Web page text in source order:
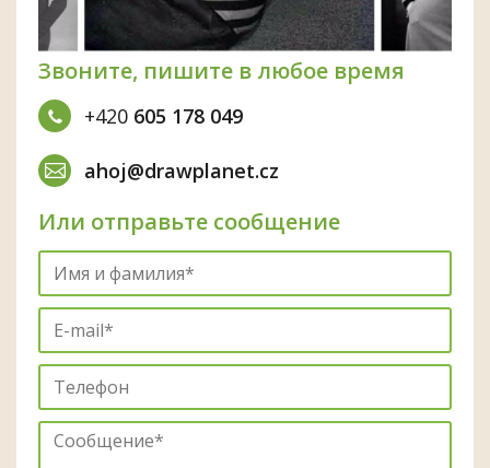
Звоните, пишите в любое время
+420 605 178 049
ahoj@drawplanet.cz
Или отправьте сообщение